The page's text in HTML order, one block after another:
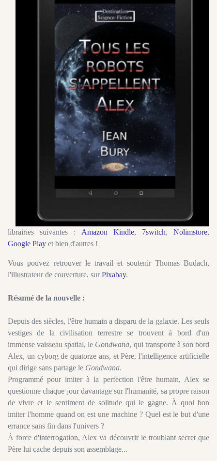
librairies suivantes : Amazon Kindle, 7switch,Nolimstore,
Google Play et bien d'autres !
Vous pouvez retrouver le travail et soutenir Thomas Budach,
l'illustrateur de couverture, surPixabay.
Résumé de la nouvelle :
Depuis des siècles, l'être humain a disparu de la galaxie. Les seuls
vestiges de la civilisation terrestre se trouvent à bord d'un
immense vaisseau spatial, le Gondwana, qui transporte à son bord
Alex, un cyborg de quatorze ans, et Père, l'intelligence artificielle
qui dirige sans partage le Gondwana.
Programmé pour imiter à la perfection l'être humain, Alex se
questionne chaque jour davantage sur l'humanité, sa propre raison
de vivre et le sentiment de solitude qui le gagne. À quoi bon
imiter l'homme quand on est une machine ? Quel est le but d'une
errance sans fin dans l'univers ?
À force d'interrogation, Alex va découvrir le troublant secret que
Père lui cache depuis son assemblage...